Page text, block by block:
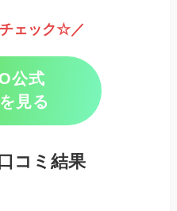
ェック☆／
公式
見る
コミ結果